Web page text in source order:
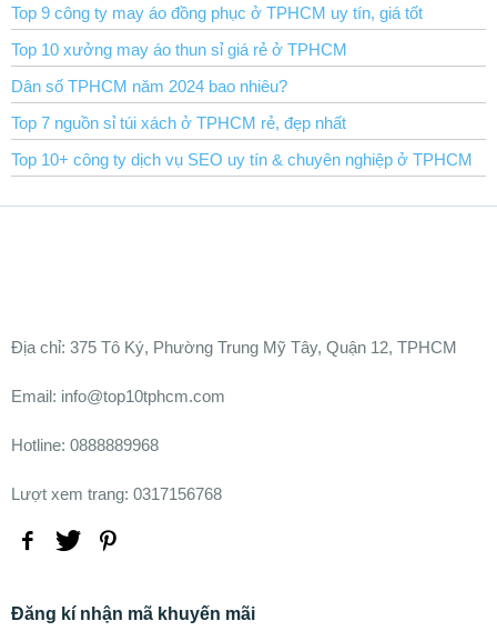
Top 9 công ty may áo đồng phục ở TPHCM uy tín, giá tốt
Top 10 xưởng may áo thun sỉ giá rẻ ở TPHCM
Dân số TPHCM năm 2024 bao nhiêu?
Top 7 nguồn sỉ túi xách ở TPHCM rẻ, đẹp nhất
Top 10+ công ty dịch vụ SEO uy tín & chuyên nghiệp ở TPHCM
Ðịa chỉ: 375 Tô Ký, Phường Trung Mỹ Tây, Quận 12, TPHCM
Email: info@top10tphcm.com
Hotline: 0888889968
Lượt xem trang: 0317156768
Đăng kí nhận mã khuyến mãi